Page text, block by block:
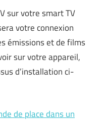
sur votre smart TV
votre connexion
émissions et de films
sur votre appareil,
d’installation ci-
de place dans un